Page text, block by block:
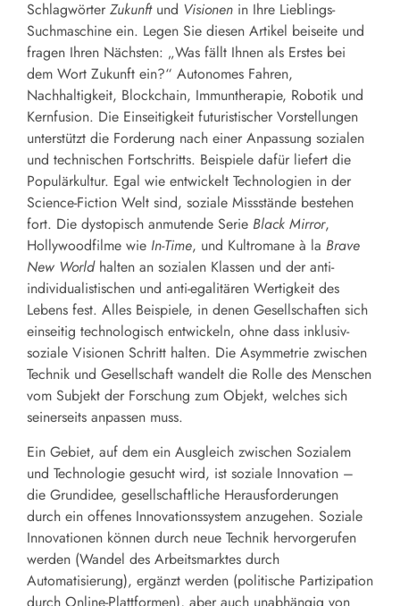
Schlagwörter Zukunftund Visionen in Ihre Lieblings-
Suchmaschine ein. Legen Sie diesen Artikel beiseite und
fragen Ihren Nächsten: „Was fällt Ihnen als Erstes bei
dem Wort Zukunft ein?“ Autonomes Fahren,
Nachhaltigkeit, Blockchain, Immuntherapie, Robotik und
Kernfusion. Die Einseitigkeit futuristischer Vorstellungen
unterstützt die Forderung nach einer Anpassung sozialen
und technischen Fortschritts. Beispiele dafür liefert die
Populärkultur. Egal wie entwickelt Technologien in der
Science-Fiction Welt sind, soziale Missstände bestehen
fort. Die dystopisch anmutende Serie Black Mirror,
Hollywoodfilme wie In-Time, und Kultromane à la Brave
New Worldhalten an sozialen Klassen und der anti-
individualistischen und anti-egalitären Wertigkeit des
Lebens fest. Alles Beispiele, in denen Gesellschaften sich
einseitig technologisch entwickeln, ohne dass inklusiv-
soziale Visionen Schritt halten. Die Asymmetrie zwischen
Technik und Gesellschaft wandelt die Rolle des Menschen
vom Subjekt der Forschung zum Objekt, welches sich
seinerseits anpassen muss.
Ein Gebiet, auf dem ein Ausgleich zwischen Sozialem
und Technologie gesucht wird, ist soziale Innovation –
die Grundidee, gesellschaftliche Herausforderungen
durch ein offenes Innovationssystem anzugehen. Soziale
Innovationen können durch neue Technik hervorgerufen
werden (Wandel des Arbeitsmarktes durch
Automatisierung), ergänzt werden (politische Partizipation
durch Online-Plattformen), aber auch unabhängig von